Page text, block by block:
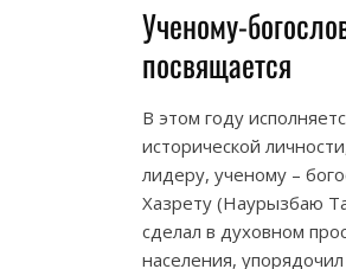
Ученому-
посвящается
В этом году
исторической
лидеру, ученому –
Хазрету (Наурызбаю
сделал в духовном
населения,